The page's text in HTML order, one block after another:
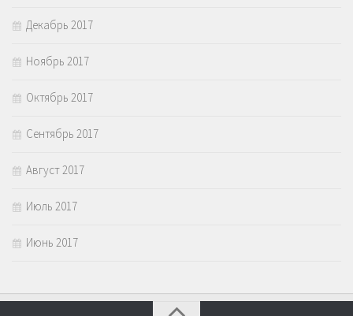
Декабрь 2017
Ноябрь 2017
Октябрь 2017
Сентябрь 2017
Август 2017
Июль 2017
Июнь 2017